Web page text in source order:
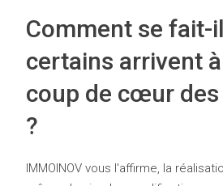
Comment se fait-
certains arrivent
coup de cœur
?
IMMOINOV vous l'affirme, la